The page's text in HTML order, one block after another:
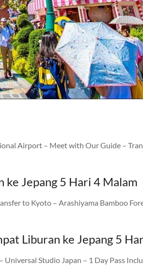
Airport – Meet with Our Guide –
ke Jepang 5 Hari 4 Malam
to Kyoto – Arashiyama Bamboo
Liburan ke Jepang 5
Studio Japan – 1 Day Pass